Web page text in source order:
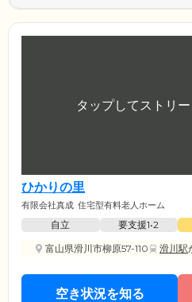
ひかりの里
有限会社真成 住宅型有料老人ホーム
自立 要支援1•2
富山県滑川市柳原57-110
滑川駅
空き状況を知る